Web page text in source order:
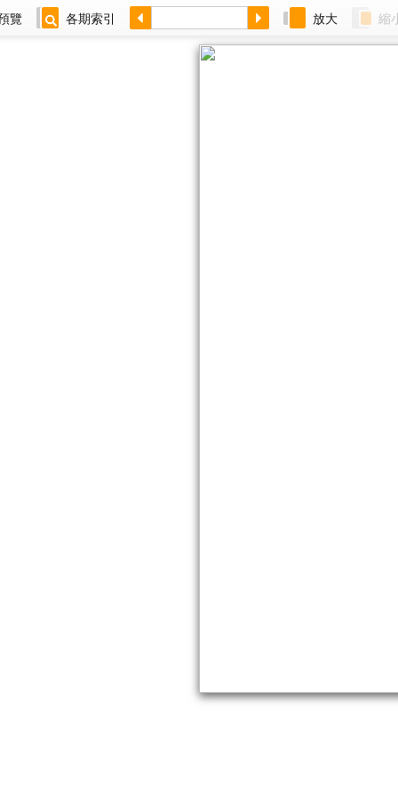
覽 各期索引 放大 縮